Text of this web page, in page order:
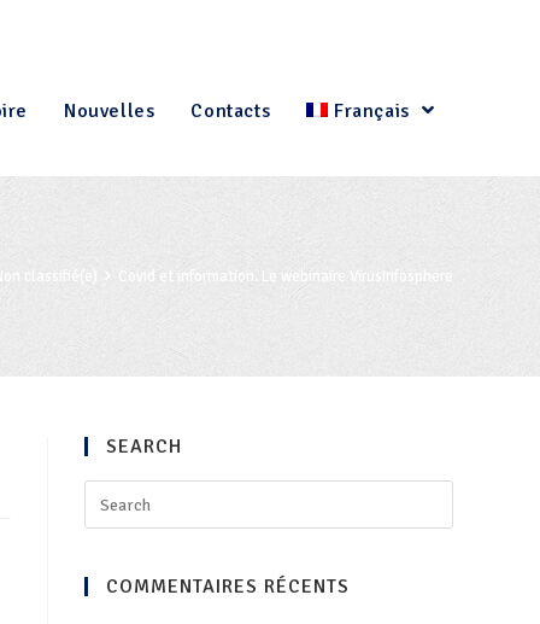
Nouvelles Contacts Français
classifié(e) Covid et information. Le webinaire VirusInfosphere
SEARCH
COMMENTAIRES RÉCENTS